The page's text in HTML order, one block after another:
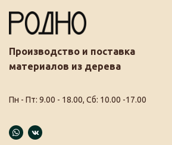
Производство и поставка
материалов из дерева
Пн - Пт: 9.00 - 18.00, Сб: 10.00 -17.00